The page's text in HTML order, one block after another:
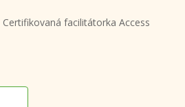
facilitátorka Access